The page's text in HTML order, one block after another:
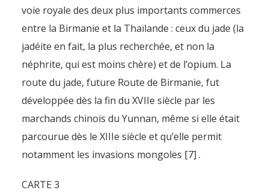
voie royale des deux plus importants commerces
entre la Birmanie et la Thaïlande : ceux du jade (la
jadéite en fait, la plus recherchée, et non la
néphrite, qui est moins chère) et de l’opium. La
route du jade, future Route de Birmanie, fut
développée dès la fin du XVIIe siècle par les
marchands chinois du Yunnan, même si elle était
parcourue dès le XIIIe siècle et qu’elle permit
notamment les invasions mongoles [7] .
CARTE 3